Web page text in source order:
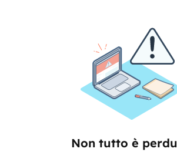
Non tutto è